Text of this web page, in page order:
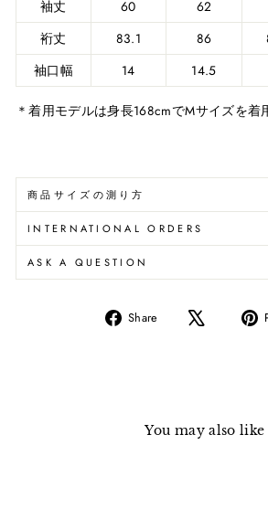
袖丈
60 62
裄丈
83.1 86
袖口幅
14 14.5
＊着用モデルは身長168cmでMサイズを着
商品サイズの測り方
INTERNATIONAL ORDERS
ASK A QUESTION
Share
Share
You may also like